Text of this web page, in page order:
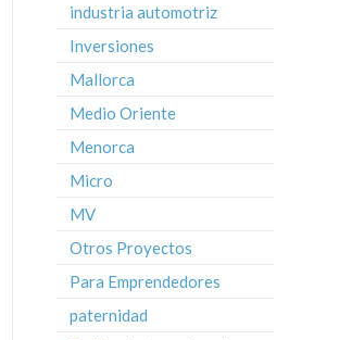
industria automotriz
Inversiones
Mallorca
Medio Oriente
Menorca
Micro
MV
Otros Proyectos
Para Emprendedores
paternidad